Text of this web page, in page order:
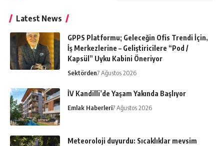
Latest News
GPPS Platformu; Geleceğin Ofis Trendi İçin,
İş Merkezlerine – Geliştiricilere “Pod /
Kapsül” Uyku Kabini Öneriyor
Sektörden7 Ağustos 2026
İV Kandilli’de Yaşam Yakında Başlıyor
Emlak Haberleri7 Ağustos 2026
Meteoroloji duyurdu: Sıcaklıklar mevsim